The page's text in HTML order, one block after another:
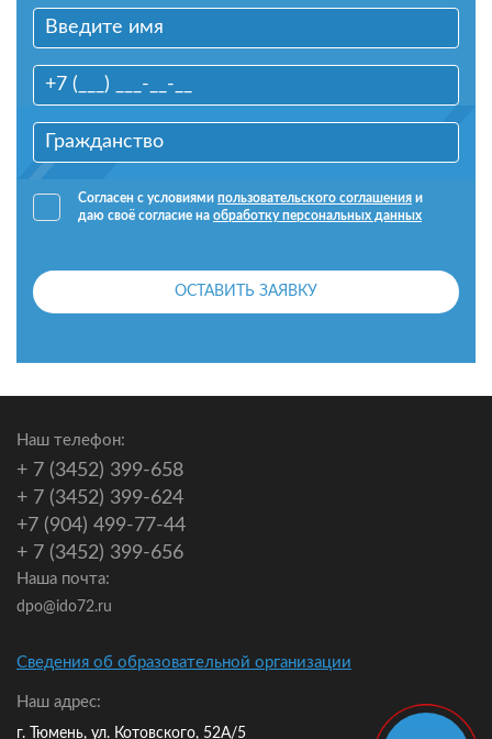
Согласен с условиями пользовательского соглашения и
даю своё согласие на обработку персональных данных
ОСТАВИТЬ ЗАЯВКУ
Наш телефон:
+ 7 (3452) 399-658
+ 7 (3452) 399-624
+7 (904) 499-77-44
+ 7 (3452) 399-656
Наша почта:
dpo@ido72.ru
Сведения об образовательной организации
Наш адрес:
г. Тюмень, ул. Котовского, 52А/5